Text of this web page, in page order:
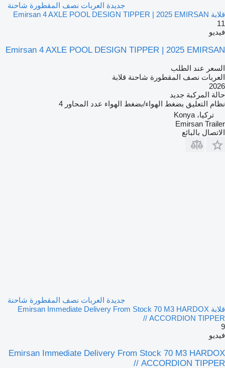
جديدة العربات نصف المقطورة شاحنة
قلابة Emirsan 4 AXLE POOL DESIGN TIPPER | 2025 EMIRSAN
11
فيديو
Emirsan 4 AXLE POOL DESIGN TIPPER | 2025 EMIRSAN
السعر عند الطلب
العربات نصف المقطورة شاحنة قلابة
2026
حالة المركبة جديد
نظام التعليق بضغط الهواء/بضغط الهواء عدد المحاور 4
تركيا، Konya
Emirsan Trailer
الاتصال بالبائع
جديدة العربات نصف المقطورة شاحنة
قلابة Emirsan Immediate Delivery From Stock 70 M3 HARDOX
ACCORDION TIPPER //
9
فيديو
Emirsan Immediate Delivery From Stock 70 M3 HARDOX
ACCORDION TIPPER //